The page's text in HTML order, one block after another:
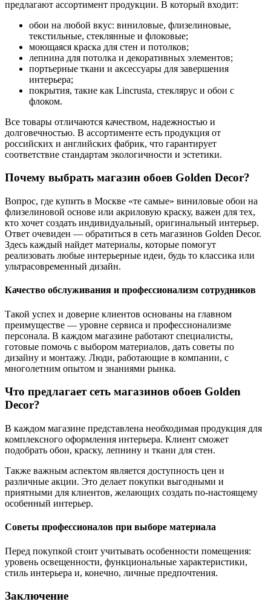
предлагают ассортимент продукции. В который входит:
обои на любой вкус: виниловые, флизелиновые,
текстильные, стеклянные и флоковые;
моющаяся краска для стен и потолков;
лепнина для потолка и декоративных элементов;
портьерные ткани и аксессуары для завершения
интерьера;
покрытия, такие как Lincrusta, стеклярус и обои с
флоком.
Все товары отличаются качеством, надежностью и
долговечностью. В ассортименте есть продукция от
российских и английских фабрик, что гарантирует
соответствие стандартам экологичности и эстетики.
Почему выбрать магазин обоев Golden Decor?
Вопрос, где купить в Москве «те самые» виниловые обои на
флизелиновой основе или акриловую краску, важен для тех,
кто хочет создать индивидуальный, оригинальный интерьер.
Ответ очевиден — обратиться в сеть магазинов Golden Decor.
Здесь каждый найдет материалы, которые помогут
реализовать любые интерьерные идеи, будь то классика или
ультрасовременный дизайн.
Качество обслуживания и профессионализм сотрудников
Такой успех и доверие клиентов основаны на главном
преимуществе — уровне сервиса и профессионализме
персонала. В каждом магазине работают специалисты,
готовые помочь с выбором материалов, дать советы по
дизайну и монтажу. Люди, работающие в компании, с
многолетним опытом и знаниями рынка.
Что предлагает сеть магазинов обоев Golden
Decor?
В каждом магазине представлена необходимая продукция для
комплексного оформления интерьера. Клиент сможет
подобрать обои, краску, лепнину и ткани для стен.
Также важным аспектом является доступность цен и
различные акции. Это делает покупки выгодными и
приятными для клиентов, желающих создать по-настоящему
особенный интерьер.
Советы профессионалов при выборе материала
Перед покупкой стоит учитывать особенности помещения:
уровень освещенности, функциональные характеристики,
стиль интерьера и, конечно, личные предпочтения.
Заключение